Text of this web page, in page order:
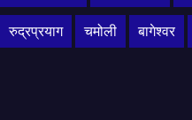
रुद्रप्रयाग चमोली बागेश्वर